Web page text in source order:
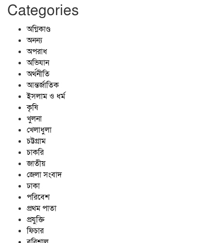
Categories
অগ্নিকাণ্ড
অনন্য
অপরাধ
অভিযান
অর্থনীতি
আন্তর্জাতিক
ইসলাম ও ধর্ম
কৃষি
খুলনা
খেলাধুলা
চট্টগ্রাম
চাকরি
জাতীয়
জেলা সংবাদ
ঢাকা
পরিবেশ
প্রথম পাতা
প্রযুক্তি
ফিচার